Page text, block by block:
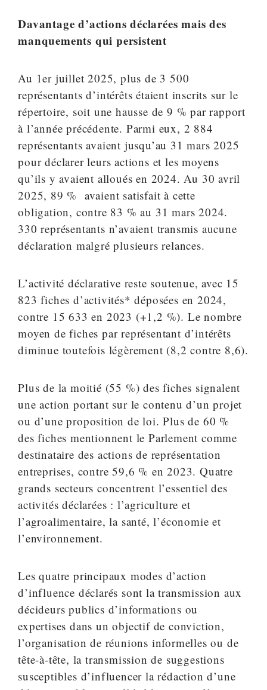
Davantage d’actions déclarées mais des
manquements qui persistent
Au 1er juillet 2025, plus de 3 500
représentants d’intérêts étaient inscrits sur le
répertoire, soit une hausse de 9 % par rapport
à l’année précédente. Parmi eux, 2 884
représentants avaient jusqu’au 31 mars 2025
pour déclarer leurs actions et les moyens
qu’ils y avaient alloués en 2024. Au 30 avril
2025, 89 % avaient satisfait à cette
obligation, contre 83 % au 31 mars 2024.
330 représentants n’avaient transmis aucune
déclaration malgré plusieurs relances.
L’activité déclarative reste soutenue, avec 15
823 fiches d’activités* déposées en 2024,
contre 15 633 en 2023 (+1,2 %). Le nombre
moyen de fiches par représentant d’intérêts
diminue toutefois légèrement (8,2 contre 8,6).
Plus de la moitié (55 %) des fiches signalent
une action portant sur le contenu d’un projet
ou d’une proposition de loi. Plus de 60 %
des fiches mentionnent le Parlement comme
destinataire des actions de représentation
entreprises, contre 59,6 % en 2023. Quatre
grands secteurs concentrent l’essentiel des
activités déclarées : l’agriculture et
l’agroalimentaire, la santé, l’économie et
l’environnement.
Les quatre principaux modes d’action
d’influence déclarés sont la transmission aux
décideurs publics d’informations ou
expertises dans un objectif de conviction,
l’organisation de réunions informelles ou de
tête-à-tête, la transmission de suggestions
susceptibles d’influencer la rédaction d’une